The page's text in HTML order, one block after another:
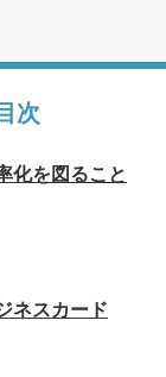
目次
化を図ること
ネスカード